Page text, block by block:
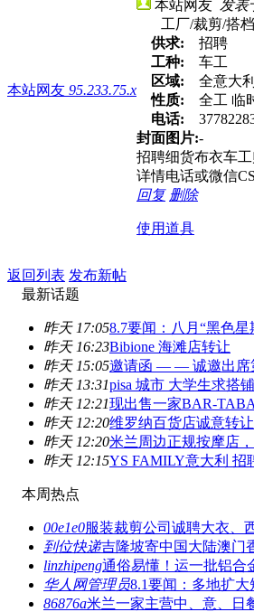
本站网友 95.233.75.x
本站网友 发表
工厂/裁剪/搭档
供求:
招聘
工种:
车工
区域:
全意大利
性质:
全工 临
电话:
封面图片:-
招聘细货布衣车工
详情电话或微信
回复 删除
使用道具
返回列表 发布新帖
最新话题
昨天 17:058.7要闻：八月“黑色星
昨天 16:23Bibione 海滩店转让
昨天 15:05邀请函 — — 诚邀出
昨天 13:31pisa 城市 大学生求搭
昨天 12:21现出售一家BAR-
昨天 12:20维罗纳百货店诚意转
昨天 12:20米兰周边正规按摩店
昨天 12:15YS FAMILY意大利 招
本周热点
00e1e0服装裁剪公司诚聘大衣、
到位快递吉隆坡寄中国大陆澳门
linzhipeng通俗易懂！运一批铝合
华人网管理员8.1要闻：多地扩
86876a米兰一家主营中、意、日